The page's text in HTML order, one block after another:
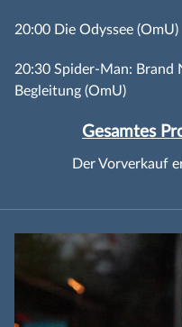
20:00 Die Odyssee (OmU)
20:30 Spider-Man: Brand
Begleitung (OmU)
Gesamtes
Der Vorverkauf